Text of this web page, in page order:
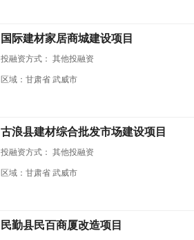
国际建材家居商城建设项目
投融资方式： 其他投融资
区域：甘肃省 武威市
古浪县建材综合批发市场建设项目
投融资方式： 其他投融资
区域：甘肃省 武威市
民勤县民百商厦改造项目